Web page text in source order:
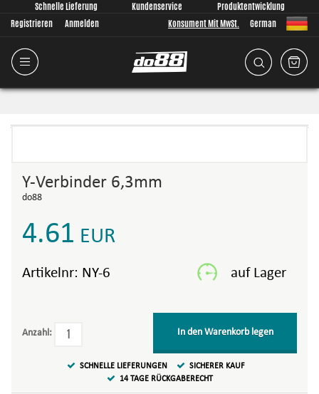
Schnelle Lieferung Kundenservice
Produktentwicklung
Registrieren
Anmelden Konsument Mit MwSt. German
Y-Verbinder 6,3mm
do88
4.61 EUR
Artikelnr: NY-6
Anzahl: In den Warenkorb legen
SCHNELLE LIEFERUNGEN
SICHERER KAUF
14 TAGE RÜCKGABERECHT